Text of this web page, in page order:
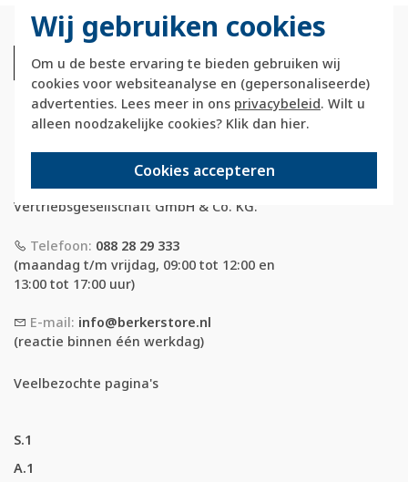
Wij gebruiken cookies
Om u de beste ervaring te bieden gebruiken wij
cookies voor websiteanalyse en (gepersonaliseerde)
advertenties. Lees meer in ons privacybeleid. Wilt u
alleen noodzakelijke cookies? Klik dan hier.
Cookies accepteren
Berkerstore.nl is onderdeel van e-Stores
International B.V. en geen webwinkel of
onderdeel van Hager
Vertriebsgesellschaft GmbH & Co. KG.
Telefoon: 088 28 29 333
(maandag t/m vrijdag, 09:00 tot 12:00 en
13:00 tot 17:00 uur)
E-mail: info@berkerstore.nl
(reactie binnen één werkdag)
Veelbezochte pagina's
S.1
A.1